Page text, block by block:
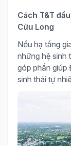
Cách T&T
Cửu Long
Nếu hạ tầng
những hệ sinh
góp phần giúp
sinh thái tự